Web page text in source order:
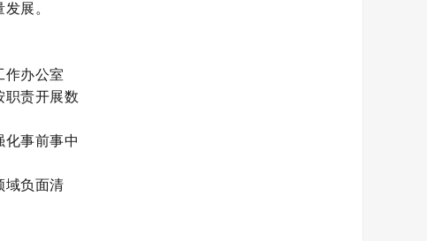
展。
作办公室
职责开展数
化事前事中
域负面清